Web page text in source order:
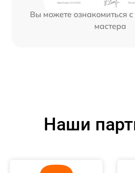
Вы можете ознакомиться
мастера
Наши